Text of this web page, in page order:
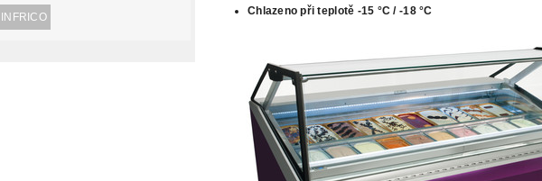
INFRICO
Chlazeno při teplotě -15 °C / -18 °C